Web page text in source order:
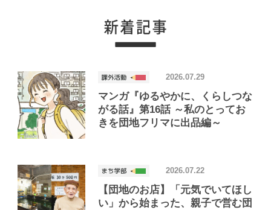
マンガ『ゆるやかに、くらしつな
がる話』第16話 ～私のとってお
きを団地フリマに出品編～
2026.07.29
【団地のお店】「元気でいてほし
い」から始まった、親子で営む団
2026.07.22